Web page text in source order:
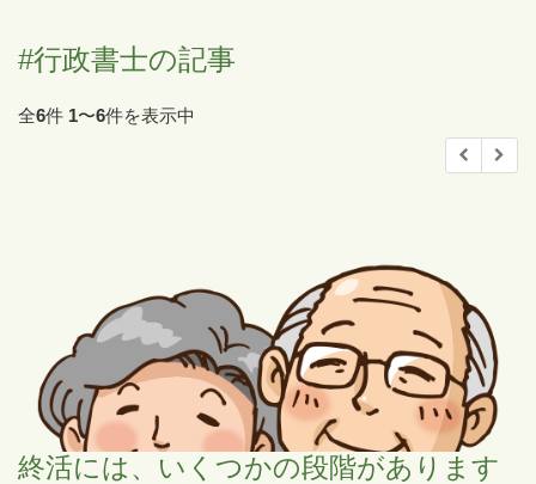
#行政書士の記事
全6件 1〜6件を表示中
終活には、いくつかの段階があります